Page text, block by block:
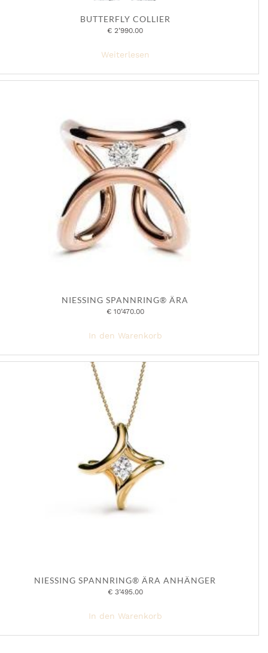
BUTTERFLY COLLIER
€ 2’990.00
Weiterlesen
NIESSING SPANNRING® ÄRA
€10’470.00
In den Warenkorb
NIESSING SPANNRING® ÄRA ANHÄNGER
€3’495.00
In den Warenkorb